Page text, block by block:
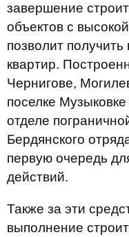
завершение
объектов с
позволит
квартир.
Чернигове,
поселке
отделе
Бердянского
первую очередь
действий.
Также за эти
выполнение